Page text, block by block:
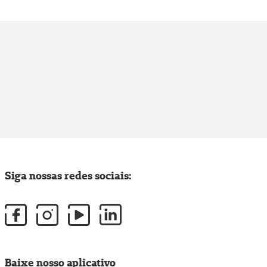
Siga nossas redes sociais:
Baixe nosso aplicativo